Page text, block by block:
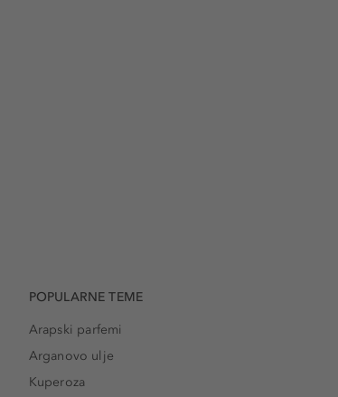
POPULARNE TEME
Arapski parfemi
Arganovo ulje
Kuperoza